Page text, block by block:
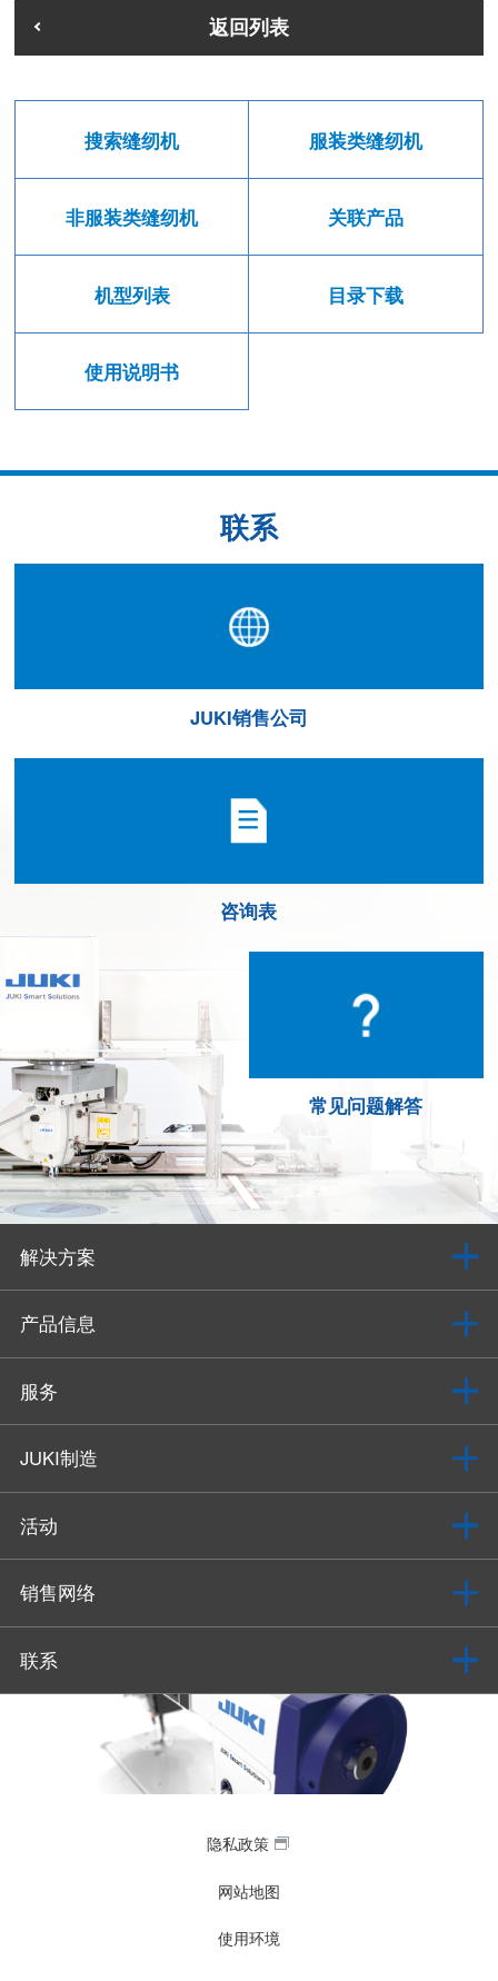
返回列表
搜索缝纫机 服装类缝纫机
非服装类缝纫机 关联产品
机型列表 目录下载
使用说明书
联系
JUKI销售公司
咨询表
常见问题解答
解决方案
产品信息
服务
JUKI制造
活动
销售网络
联系
隐私政策
网站地图
使用环境